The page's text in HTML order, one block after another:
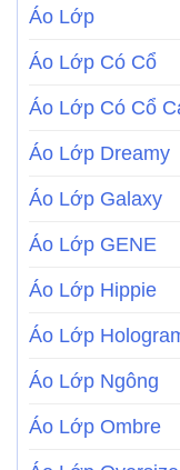
Áo Lớp
Áo Lớp Có Cổ
Áo Lớp Có Cổ
Áo Lớp Dreamy
Áo Lớp Galaxy
Áo Lớp GENE
Áo Lớp Hippie
Áo Lớp
Áo Lớp Ngông
Áo Lớp Ombre